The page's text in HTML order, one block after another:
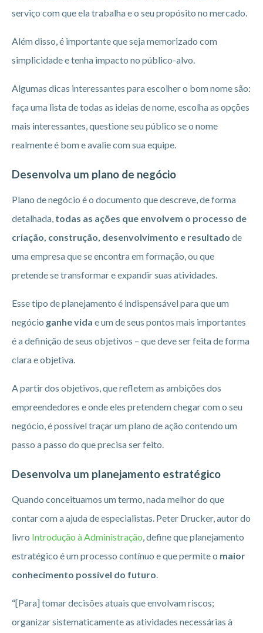
serviço com que ela trabalha e o seu propósito no mercado.
Além disso, é importante que seja memorizado com
simplicidade e tenha impacto no público-alvo.
Algumas dicas interessantes para escolher o bom nome são:
faça uma lista de todas as ideias de nome, escolha as opções
mais interessantes, questione seu público se o nome
realmente é bom e avalie com sua equipe.
Desenvolva um plano de negócio
Plano de negócio é o documento que descreve, de forma
detalhada, todas as ações que envolvem o processo de
criação, construção, desenvolvimento e resultado de
uma empresa que se encontra em formação, ou que
pretende se transformar e expandir suas atividades.
Esse tipo de planejamento é indispensável para que um
negócio ganhe vida e um de seus pontos mais importantes
é a definição de seus objetivos – que deve ser feita de forma
clara e objetiva.
A partir dos objetivos, que refletem as ambições dos
empreendedores e onde eles pretendem chegar com o seu
negócio, é possível traçar um plano de ação contendo um
passo a passo do que precisa ser feito.
Desenvolva um planejamento estratégico
Quando conceituamos um termo, nada melhor do que
contar com a ajuda de especialistas. Peter Drucker, autor do
livro Introdução à Administração, define que planejamento
estratégico é um processo contínuo e que permite o maior
conhecimento possível do futuro.
“[Para] tomar decisões atuais que envolvam riscos;
organizar sistematicamente as atividades necessárias à